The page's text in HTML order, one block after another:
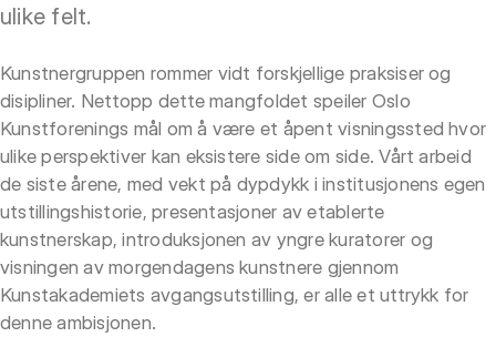
ulike felt.
Kunstnergruppen rommer vidt forskjellige praksiser og
disipliner. Nettopp dette mangfoldet speiler Oslo
Kunstforenings mål om å være et åpent visningssted hvor
ulike perspektiver kan eksistere side om side. Vårt arbeid
de siste årene, med vekt på dypdykk i institusjonens egen
utstillingshistorie, presentasjoner av etablerte
kunstnerskap, introduksjonen av yngre kuratorer og
visningen av morgendagens kunstnere gjennom
Kunstakademiets avgangsutstilling, er alle et uttrykk for
denne ambisjonen.